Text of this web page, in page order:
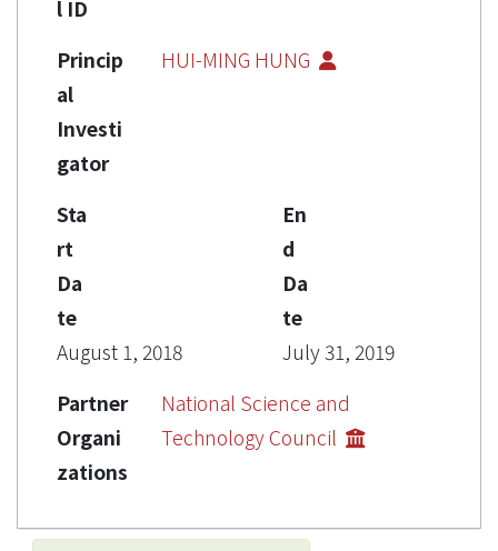
l ID
Princip
al
Investi
gator
HUI-MING HUNG
Sta
rt
Da
te
August 1, 2018
En
d
Da
te
July 31, 2019
Partner
Organi
zations
National Science and
Technology Council